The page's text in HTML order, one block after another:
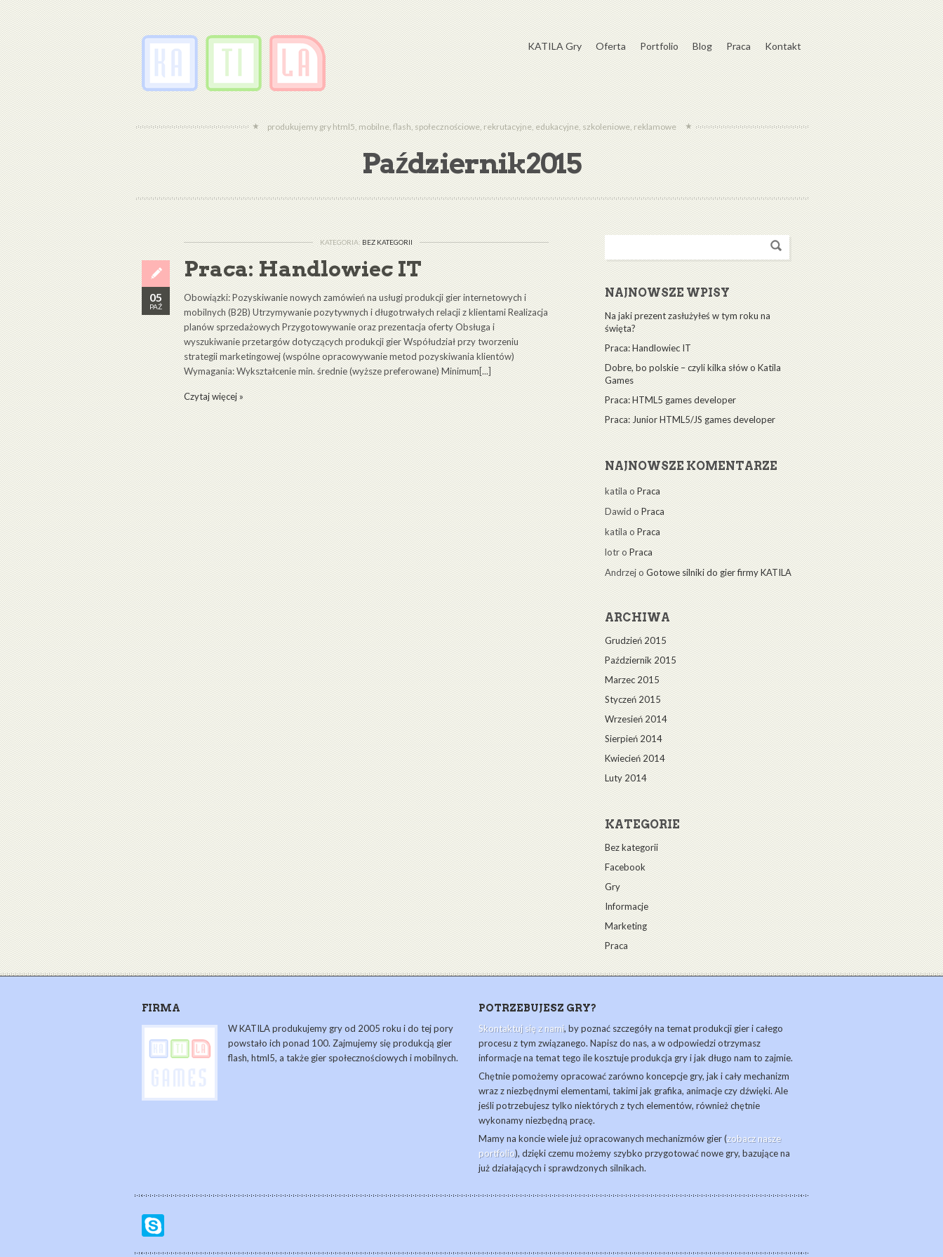
KATILA Gry Oferta Portfolio Blog Praca Kontakt
produkujemy gry html5, mobilne, flash, społecznościowe, rekrutacyjne, edukacyjne, szkoleniowe, reklamowe
Październik2015
05
PAŹ
KATEGORIA: BEZ KATEGORII
Praca: Handlowiec IT
Obowiązki: Pozyskiwanie nowych zamówień na usługi produkcji gier internetowych i
mobilnych (B2B) Utrzymywanie pozytywnych i długotrwałych relacji z klientami Realizacja
planów sprzedażowych Przygotowywanie oraz prezentacja oferty Obsługa i
wyszukiwanie przetargów dotyczących produkcji gier Współudział przy tworzeniu
strategii marketingowej (wspólne opracowywanie metod pozyskiwania klientów)
Wymagania: Wykształcenie min. średnie (wyższe preferowane) Minimum[...]
Czytaj więcej »
NAJNOWSZE WPISY
Na jaki prezent zasłużyłeś w tym roku na
święta?
Praca: Handlowiec IT
Dobre, bo polskie – czyli kilka słów o Katila
Games
Praca: HTML5 games developer
Praca: Junior HTML5/JS games developer
NAJNOWSZE KOMENTARZE
katila o Praca
Dawid o Praca
katila o Praca
lotr o Praca
Andrzej o Gotowe silniki do gier firmy KATILA
ARCHIWA
Grudzień 2015
Październik 2015
Marzec 2015
Styczeń 2015
Wrzesień 2014
Sierpień 2014
Kwiecień 2014
Luty 2014
KATEGORIE
Bez kategorii
Facebook
Gry
Informacje
Marketing
Praca
FIRMA
W KATILA produkujemy gry od 2005 roku i do tej pory
powstało ich ponad 100. Zajmujemy się produkcją gier
flash, html5, a także gier społecznościowych i mobilnych.
POTRZEBUJESZ GRY?
Skontaktuj się z nami, by poznać szczegóły na temat produkcji gier i całego
procesu z tym związanego. Napisz do nas, a w odpowiedzi otrzymasz
informacje na temat tego ile kosztuje produkcja gry i jak długo nam to zajmie.
Chętnie pomożemy opracować zarówno koncepcje gry, jak i cały mechanizm
wraz z niezbędnymi elementami, takimi jak grafika, animacje czy dźwięki. Ale
jeśli potrzebujesz tylko niektórych z tych elementów, również chętnie
wykonamy niezbędną pracę.
Mamy na koncie wiele już opracowanych mechanizmów gier (zobacz nasze
portfolio), dzięki czemu możemy szybko przygotować nowe gry, bazujące na
już działających i sprawdzonych silnikach.